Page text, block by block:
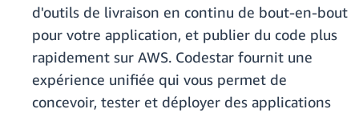
d'outils de livraison en continu de bout-en-bout
pour votre application, et publier du code plus
rapidement sur AWS. Codestar fournit une
expérience unifiée qui vous permet de
concevoir, tester et déployer des applications